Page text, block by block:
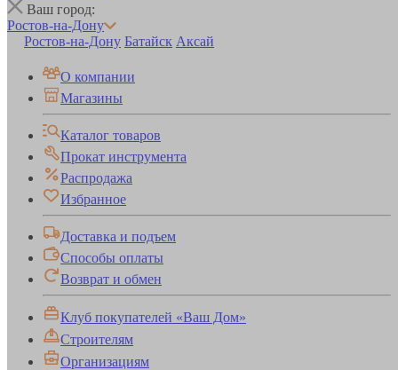
Ваш город:
Ростов-на-Дону
Ростов-на-Дону Батайск Аксай
О компании
Магазины
Каталог товаров
Прокат инструмента
Распродажа
Избранное
Доставка и подъем
Способы оплаты
Возврат и обмен
Клуб покупателей «Ваш Дом»
Строителям
Организациям